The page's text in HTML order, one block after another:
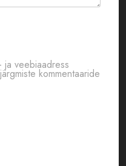
ja veebiaadress
kommentaaride